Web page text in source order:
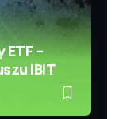
–
IBIT